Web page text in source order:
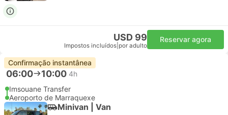
USD 99
Impostos incluídos por adulto
Reservar agora
Confirmação instantânea
06:00 10:00 4h
Imsouane Transfer
Aeroporto de Marraquexe
Minivan | Van